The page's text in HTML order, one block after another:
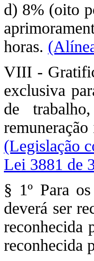
d) 8% (oito
horas.
VIII -
exclusiva
de
(Legislação
Lei 3881 de
§ 1º Para
deverá ser
reconhecida
reconhecida